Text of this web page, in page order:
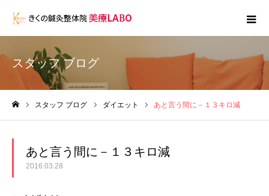
スタッフ ブログ
スタッフ ブログ ダイエット あと言う間に－１３キロ減
あと言う間に－１３キロ減
2016.03.28